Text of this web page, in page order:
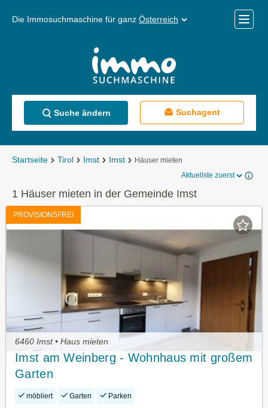
Die Immosuchmaschine für ganz Österreich
Menü
Suche ändern Suchagent
Startseite Tirol Imst Imst
Häuser mieten
Aktuellste zuerst
1 Häuser mieten in der Gemeinde Imst
PROVISIONSFREI
6460 Imst • Haus mieten
Imst am Weinberg - Wohnhaus mit großem
Garten
möbliert Garten Parken